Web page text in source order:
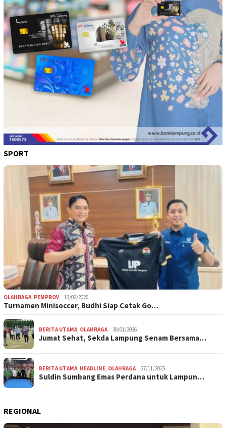
SPORT
OLAHRAGA, PEMPROV 13/02/2026
Turnamen Minisoccer, Budhi Siap Cetak Go…
BERITA UTAMA, OLAHRAGA 30/01/2026
Jumat Sehat, Sekda Lampung Senam Bersama…
BERITA UTAMA, HEADLINE, OLAHRAGA 27/11/2025
Suldin Sumbang Emas Perdana untuk Lampun…
REGIONAL